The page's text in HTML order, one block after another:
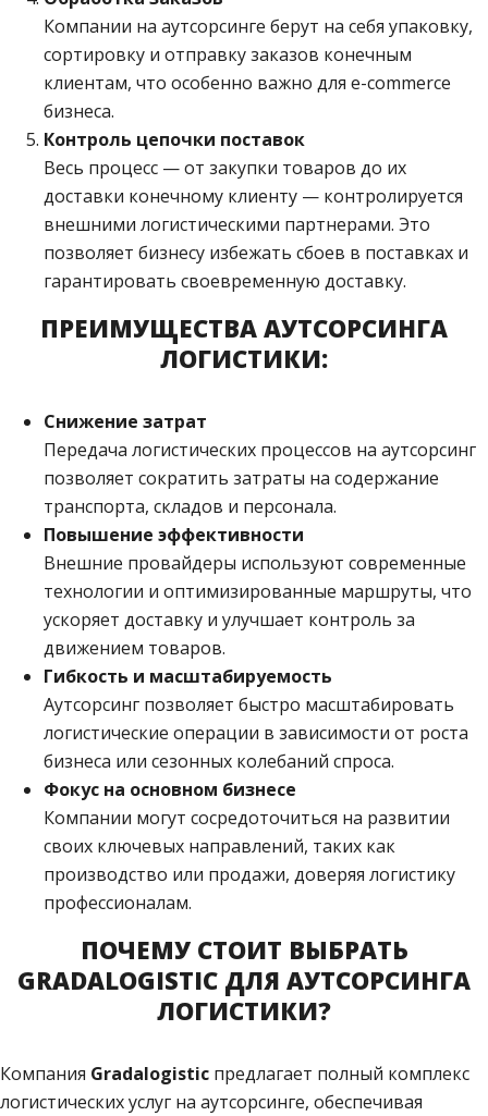
Компании на аутсорсинге берут на себя упаковку,
сортировку и отправку заказов конечным
клиентам, что особенно важно для e-commerce
бизнеса.
Контроль цепочки поставок
Весь процесс — от закупки товаров до их
доставки конечному клиенту — контролируется
внешними логистическими партнерами. Это
позволяет бизнесу избежать сбоев в поставках и
гарантировать своевременную доставку.
ПРЕИМУЩЕСТВА АУТСОРСИНГА
ЛОГИСТИКИ:
Снижение затрат
Передача логистических процессов на аутсорсинг
позволяет сократить затраты на содержание
транспорта, складов и персонала.
Повышение эффективности
Внешние провайдеры используют современные
технологии и оптимизированные маршруты, что
ускоряет доставку и улучшает контроль за
движением товаров.
Гибкость и масштабируемость
Аутсорсинг позволяет быстро масштабировать
логистические операции в зависимости от роста
бизнеса или сезонных колебаний спроса.
Фокус на основном бизнесе
Компании могут сосредоточиться на развитии
своих ключевых направлений, таких как
производство или продажи, доверяя логистику
профессионалам.
ПОЧЕМУ СТОИТ ВЫБРАТЬ
GRADALOGISTIC ДЛЯ АУТСОРСИНГА
ЛОГИСТИКИ?
Компания Gradalogistic предлагает полный комплекс
логистических услуг на аутсорсинге, обеспечивая